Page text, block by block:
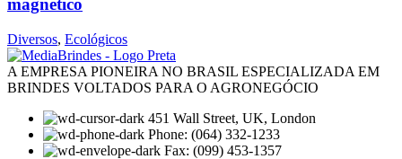
magnético
Diversos, Ecológicos
A EMPRESA PIONEIRA NO BRASIL ESPECIALIZADA EM
BRINDES VOLTADOS PARA O AGRONEGÓCIO
451 Wall Street, UK, London
Phone: (064) 332-1233
Fax: (099) 453-1357